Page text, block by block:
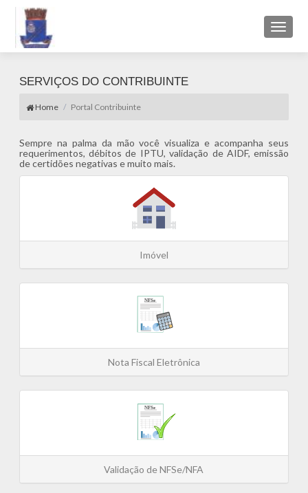
Toggle
SERVIÇOS DO CONTRIBUINTE
Home Portal Contribuinte
Sempre na palma da mão você visualiza e acompanha seus
requerimentos, débitos de IPTU, validação de AIDF, emissão
de certidões negativas e muito mais.
Imóvel
Nota Fiscal Eletrônica
Validação de NFSe/NFA